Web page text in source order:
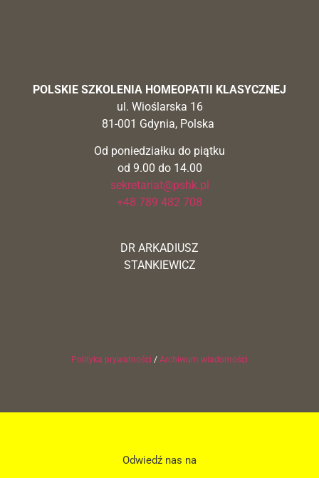
POLSKIE SZKOLENIA HOMEOPATII KLASYCZNEJ
ul. Wioślarska 16
81-001 Gdynia, Polska
Od poniedziałku do piątku
od 9.00 do 14.00
sekretariat@pshk.pl
+48 789 482 708
DR ARKADIUSZ
STANKIEWICZ
Polityka prywatności / Archiwum wiadomości
Odwiedź nas na